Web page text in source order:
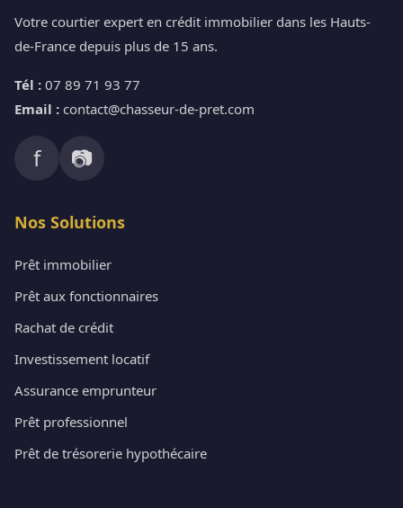
Votre courtier expert en crédit immobilier dans les Hauts-
de-France depuis plus de 15 ans.
Tél : 07 89 71 93 77
Email : contact@chasseur-de-pret.com
f 📷
Nos Solutions
Prêt immobilier
Prêt aux fonctionnaires
Rachat de crédit
Investissement locatif
Assurance emprunteur
Prêt professionnel
Prêt de trésorerie hypothécaire